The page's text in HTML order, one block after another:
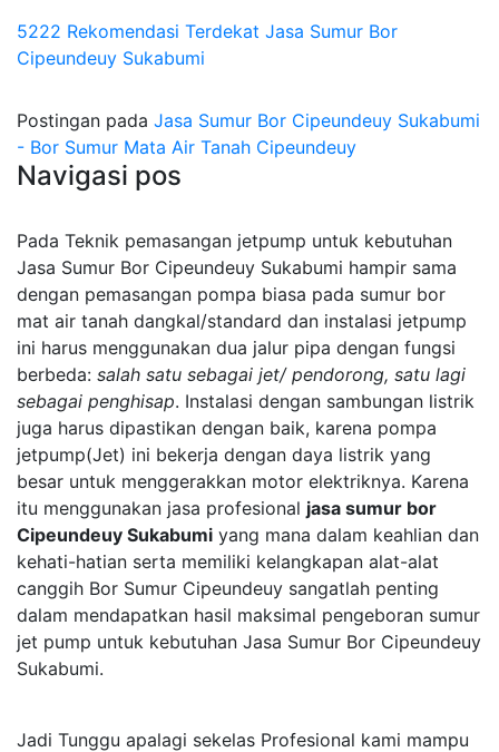
5222 Rekomendasi Terdekat Jasa Sumur Bor
Cipeundeuy Sukabumi
Postingan pada Jasa Sumur Bor Cipeundeuy Sukabumi
- Bor Sumur Mata Air Tanah Cipeundeuy
Navigasi pos
Pada Teknik pemasangan jetpump untuk kebutuhan
Jasa Sumur Bor Cipeundeuy Sukabumi hampir sama
dengan pemasangan pompa biasa pada sumur bor
mat air tanah dangkal/standard dan instalasi jetpump
ini harus menggunakan dua jalur pipa dengan fungsi
berbeda: salah satu sebagai jet/ pendorong, satu lagi
sebagai penghisap. Instalasi dengan sambungan listrik
juga harus dipastikan dengan baik, karena pompa
jetpump(Jet) ini bekerja dengan daya listrik yang
besar untuk menggerakkan motor elektriknya. Karena
itu menggunakan jasa profesional jasa sumur bor
Cipeundeuy Sukabumi yang mana dalam keahlian dan
kehati-hatian serta memiliki kelangkapan alat-alat
canggih Bor Sumur Cipeundeuy sangatlah penting
dalam mendapatkan hasil maksimal pengeboran sumur
jet pump untuk kebutuhan Jasa Sumur Bor Cipeundeuy
Sukabumi.
Jadi Tunggu apalagi sekelas Profesional kami mampu